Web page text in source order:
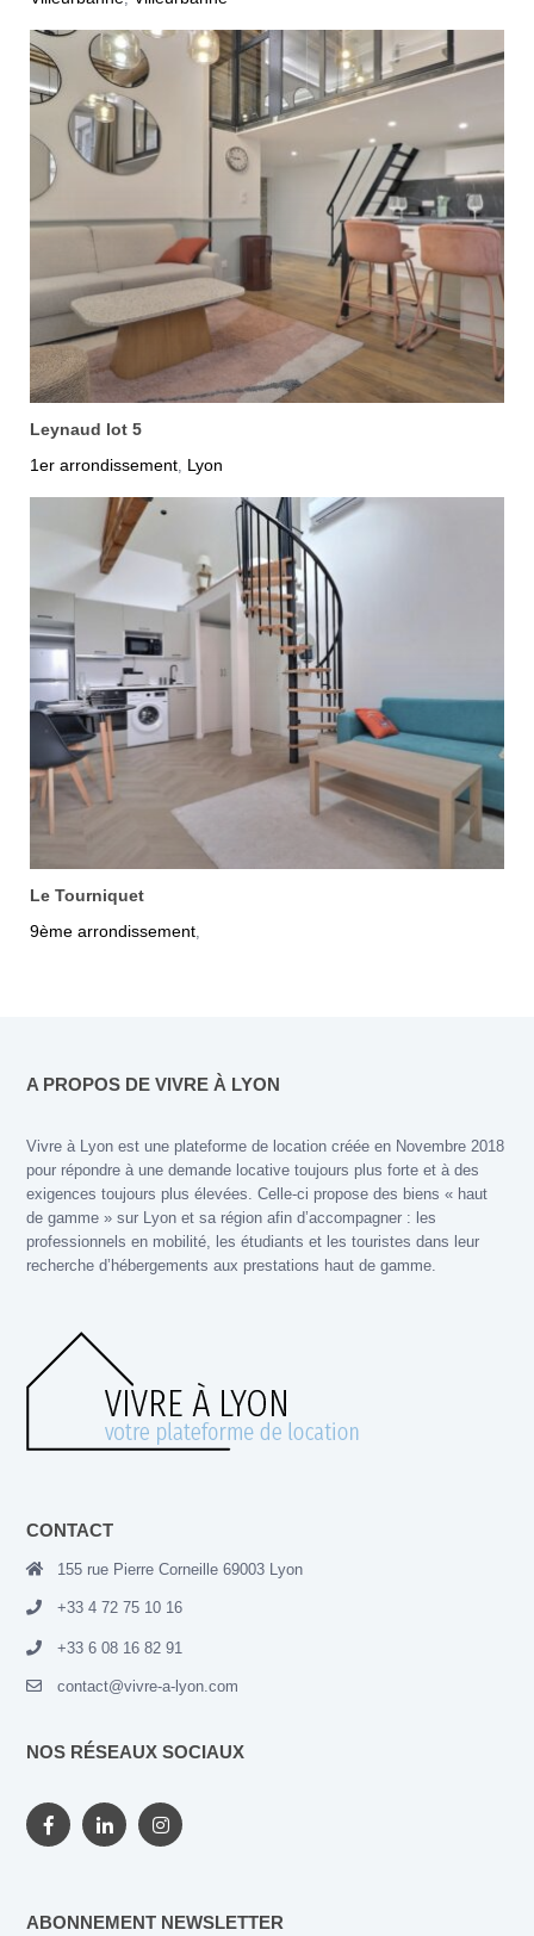
Leynaud lot 5
1er arrondissement Lyon
Le Tourniquet
9ème arrondissement,
A PROPOS DE VIVRE À LYON
Vivre à Lyon est une plateforme de location créée en Novembre 2018
pour répondre à une demande locative toujours plus forte et à des
exigences toujours plus élevées. Celle-ci propose des biens « haut
de gamme » sur Lyon et sa région afin d’accompagner : les
professionnels en mobilité, les étudiants et les touristes dans leur
recherche d’hébergements aux prestations haut de gamme.
CONTACT
155 rue Pierre Corneille 69003 Lyon
+33 4 72 75 10 16
+33 6 08 16 82 91
contact@vivre-a-lyon.com
NOS RÉSEAUX SOCIAUX
ABONNEMENT NEWSLETTER